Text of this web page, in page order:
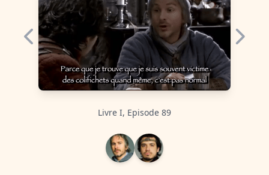
Livre I, Episode 89